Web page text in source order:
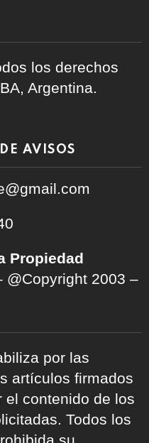
los derechos
Argentina.
AVISOS
Propiedad
@Copyright 2003 –
por las
artículos firmados
el contenido de los
Todos los
su